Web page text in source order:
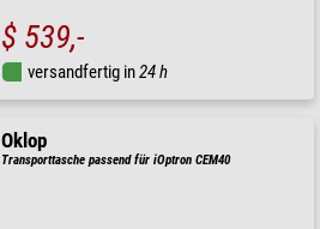
$ 539,-
versandfertig in24 h
Oklop
Transporttasche passend für iOptron CEM40